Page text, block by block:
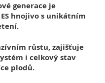
generace je
hnojivo s unikátním
růstu, zajišťuje
i celkový stav
plodů.